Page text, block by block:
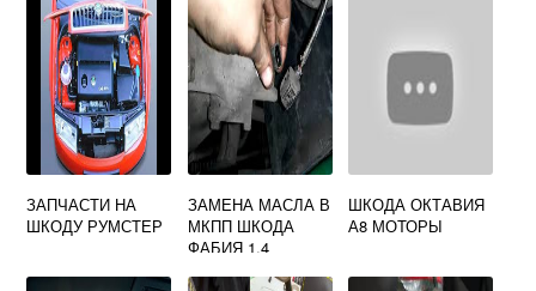
ЗАПЧАСТИ НА
ШКОДУ РУМСТЕР
ЗАМЕНА МАСЛА В
МКПП ШКОДА
ФАБИЯ 1.4
ШКОДА ОКТАВИЯ
А8 МОТОРЫ